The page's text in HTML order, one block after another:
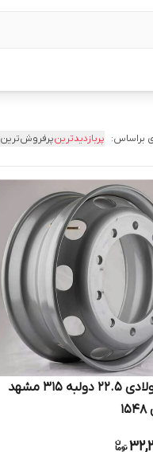
براساس: پربازدیدترینپرفروش‌ترین
رینگ فولادی ۲۲.۵ دولبه ۳۱۵ مشهد